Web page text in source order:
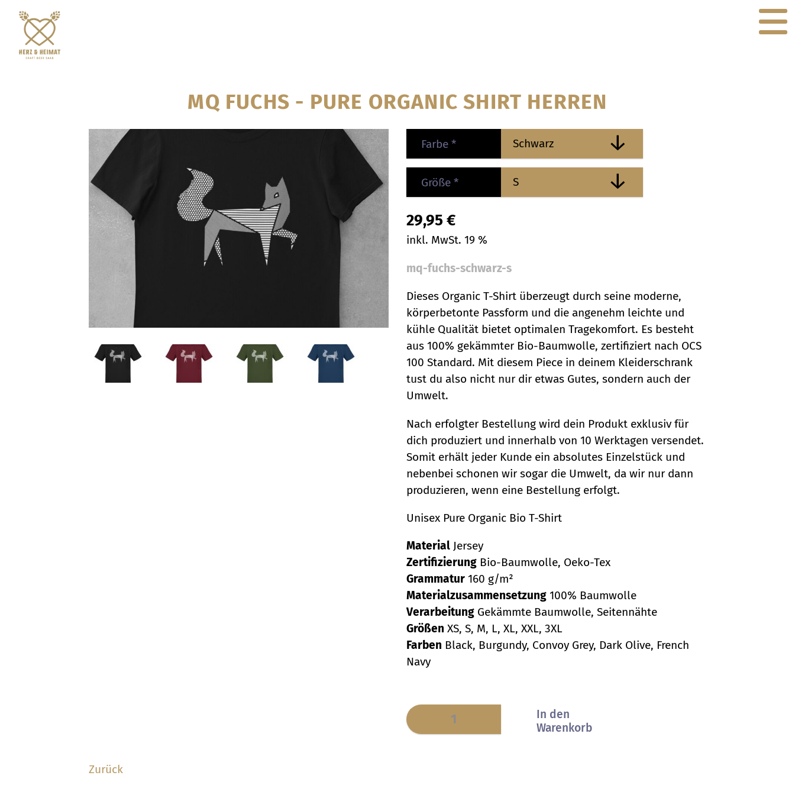
MQ FUCHS - PURE ORGANIC SHIRT HERREN
Farbe *
Größe *
29,95 €
inkl. MwSt. 19 %
mq-fuchs-schwarz-s
Dieses Organic T-Shirt überzeugt durch seine moderne,
körperbetonte Passform und die angenehm leichte und
kühle Qualität bietet optimalen Tragekomfort. Es besteht
aus 100% gekämmter Bio-Baumwolle, zertifiziert nach OCS
100 Standard. Mit diesem Piece in deinem Kleiderschrank
tust du also nicht nur dir etwas Gutes, sondern auch der
Umwelt.
Nach erfolgter Bestellung wird dein Produkt exklusiv für
dich produziert und innerhalb von 10 Werktagen versendet.
Somit erhält jeder Kunde ein absolutes Einzelstück und
nebenbei schonen wir sogar die Umwelt, da wir nur dann
produzieren, wenn eine Bestellung erfolgt.
Unisex Pure Organic Bio T-Shirt
Material Jersey
Zertifizierung Bio-Baumwolle, Oeko-Tex
Grammatur 160 g/m²
Materialzusammensetzung 100% Baumwolle
Verarbeitung Gekämmte Baumwolle, Seitennähte
Größen XS, S, M, L, XL, XXL, 3XL
Farben Black, Burgundy, Convoy Grey, Dark Olive, French
Navy
Zurück